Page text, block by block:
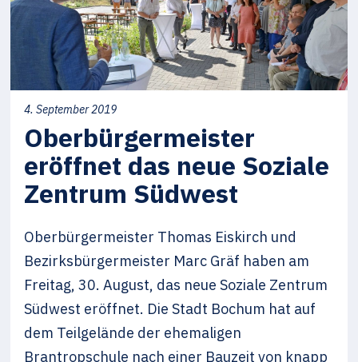
4. September 2019
Oberbürgermeister
eröffnet das neue Soziale
Zentrum Südwest
Oberbürgermeister Thomas Eiskirch und
Bezirksbürgermeister Marc Gräf haben am
Freitag, 30. August, das neue Soziale Zentrum
Südwest eröffnet. Die Stadt Bochum hat auf
dem Teilgelände der ehemaligen
Brantropschule nach einer Bauzeit von knapp